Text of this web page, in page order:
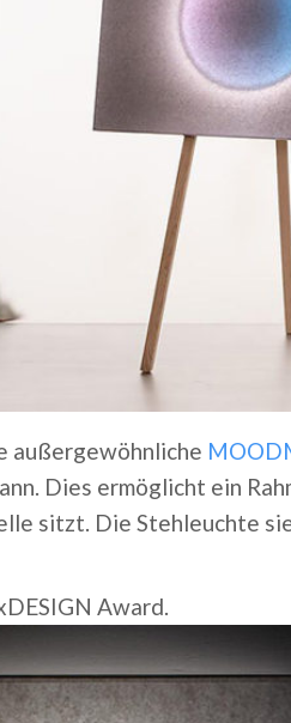
außergewöhnliche
Dies ermöglicht ein
sitzt. Die Stehleuchte
Award.